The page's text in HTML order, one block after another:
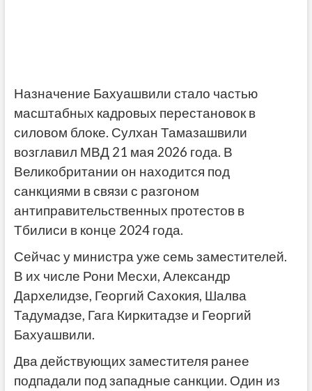
Назначение Бахуашвили стало частью
масштабных кадровых перестановок в
силовом блоке. Сулхан Тамазашвили
возглавил МВД 21 мая 2026 года. В
Великобритании он находится под
санкциями в связи с разгоном
антиправительственных протестов в
Тбилиси в конце 2024 года.
Сейчас у министра уже семь заместителей.
В их числе Рони Месхи, Александр
Дархелидзе, Георгий Сахокия, Шалва
Тадумадзе, Гага Киркитадзе и Георгий
Бахуашвили.
Два действующих заместителя ранее
подпадали под западные санкции. Один из